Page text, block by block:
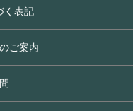
く表記
ご案内